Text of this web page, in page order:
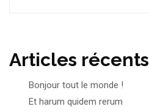
Articles récents
Bonjour tout le monde !
Et harum quidem rerum